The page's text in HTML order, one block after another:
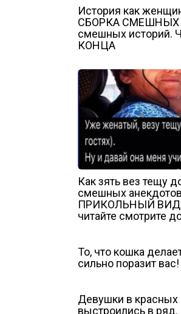
История как
СБОРКА СМЕШНЫХ
смешных историй.
КОНЦА
Как зять вез тещу
смешных
ПРИКОЛЬНЫЙ
читайте смотрите
То, что кошка
сильно поразит вас!
Девушки в красных
выстроились в ряд.